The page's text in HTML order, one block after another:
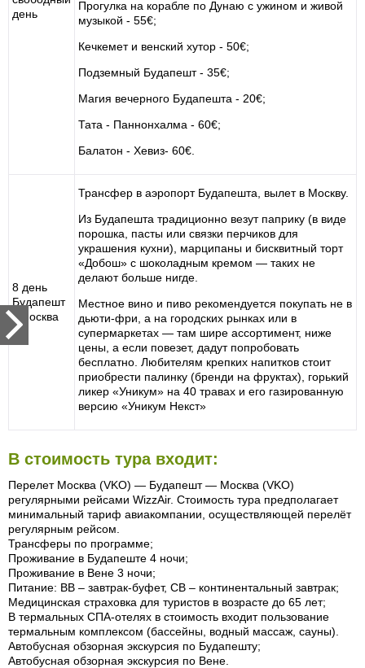
день
Прогулка на корабле по Дунаю с ужином и живой
музыкой - 55€;
Кечкемет и венский хутор - 50€;
Подземный Будапешт - 35€;
Магия вечерного Будапешта - 20€;
Тата - Паннонхалма - 60€;
Балатон - Хевиз- 60€.
8 день
Будапешт
- Москва
Трансфер в аэропорт Будапешта, вылет в Москву.
Из Будапешта традиционно везут паприку (в виде
порошка, пасты или связки перчиков для
украшения кухни), марципаны и бисквитный торт
«Добош» с шоколадным кремом — таких не
делают больше нигде.
Местное вино и пиво рекомендуется покупать не в
дьюти-фри, а на городских рынках или в
супермаркетах — там шире ассортимент, ниже
цены, а если повезет, дадут попробовать
бесплатно. Любителям крепких напитков стоит
приобрести палинку (бренди на фруктах), горький
ликер «Уникум» на 40 травах и его газированную
версию «Уникум Некст»
В стоимость тура входит:
Перелет Москва (VKO) — Будапешт — Москва (VKO)
регулярными рейсами WizzAir. Стоимость тура предполагает
минимальный тариф авиакомпании, осуществляющей перелёт
регулярным рейсом.
Трансферы по программе;
Проживание в Будапеште 4 ночи;
Проживание в Вене 3 ночи;
Питание: ВВ – завтрак-буфет, СВ – континентальный завтрак;
Медицинская страховка для туристов в возрасте до 65 лет;
В термальных СПА-отелях в стоимость входит пользование
термальным комплексом (бассейны, водный массаж, сауны).
Автобусная обзорная экскурсия по Будапешту;
Автобусная обзорная экскурсия по Вене.